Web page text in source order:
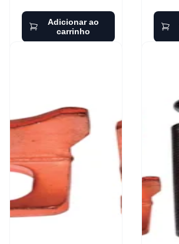
Adicionar ao
carrinho